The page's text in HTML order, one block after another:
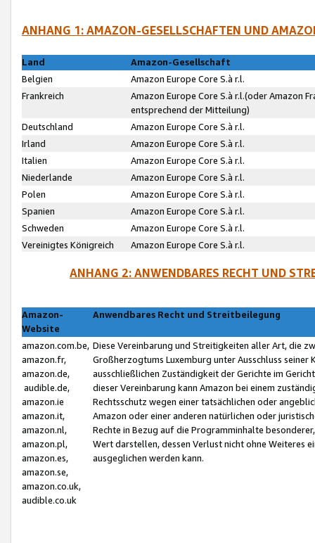
ANHANG 1: AMAZON-GESELLSCHAFTEN UND
Land
Amazon-Gesellschaft
Belgien
Amazon Europe Core S.à r.l.
Frankreich
Amazon Europe Core S.à r.l.(oder Amazon
entsprechend der Mitteilung)
Deutschland
Amazon Europe Core S.à r.l.
Irland
Amazon Europe Core S.à r.l.
Italien
Amazon Europe Core S.à r.l.
Niederlande
Amazon Europe Core S.à r.l.
Polen
Amazon Europe Core S.à r.l.
Spanien
Amazon Europe Core S.à r.l.
Schweden
Amazon Europe Core S.à r.l.
Vereinigtes Königreich
Amazon Europe Core S.à r.l.
ANHANG 2: ANWENDBARES RECHT UND
Amazon-
Website
Anwendbares Recht und Streitbeilegung
amazon.com.be,
amazon.fr,
amazon.de,
audible.de,
amazon.ie
amazon.it,
amazon.nl,
amazon.pl,
amazon.es,
amazon.se,
amazon.co.uk,
audible.co.uk
Diese Vereinbarung und Streitigkeiten aller Art, die
Großherzogtums Luxemburg unter Ausschluss
ausschließlichen Zuständigkeit der Gerichte im
dieser Vereinbarung kann Amazon bei einem
Rechtsschutz wegen einer tatsächlichen oder
Amazon oder einer anderen natürlichen oder
Rechte in Bezug auf die Programminhalte
Wert darstellen, dessen Verlust nicht ohne Weiteres
ausgeglichen werden kann.